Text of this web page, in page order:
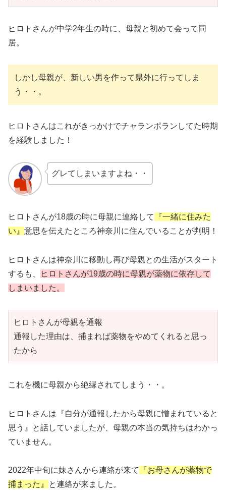
ヒロトさんが中学2年生の時に、母親と初めて会って同
居。
しかし母親が、新しい男を作って県外に行ってしま
う・・。
ヒロトさんはこれがきっかけでチャランポランしてた時期
を経験しました！
グレてしまいますよね・・
ヒロトさんが18歳の時に母親に連絡して
『一緒に住みた
い』 意思を伝えたところ神奈川に住んでいることが判明！
ヒロトさんは神奈川に移動し再び母親との生活がスタート
するも、
ヒロトさんが19歳の時に母親が薬物に依存して
しまいました。
ヒロトさんが母親を通報
通報した理由は、捕まれば薬物をやめてくれると思っ
たから
これを機に母親から絶縁されてしまう・・。
ヒロトさんは『自分が通報したから母親に憎まれていると
思う』と話していましたが、母親の本当の気持ちはわかっ
ていません。
2022年中旬に妹さんから連絡が来て
『お母さんが薬物で
捕まった』
と連絡が来ました。